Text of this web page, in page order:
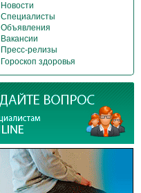
Новости
Специалисты
Объявления
Вакансии
Пресс-релизы
Гороскоп здоровья